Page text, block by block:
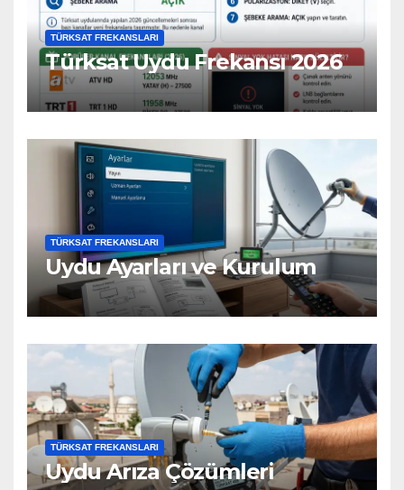
TÜRKSAT FREKANSLARI
Türksat Uydu Frekansı 2026
TÜRKSAT FREKANSLARI
Uydu Ayarları ve Kurulum
TÜRKSAT FREKANSLARI
Uydu Arıza Çözümleri